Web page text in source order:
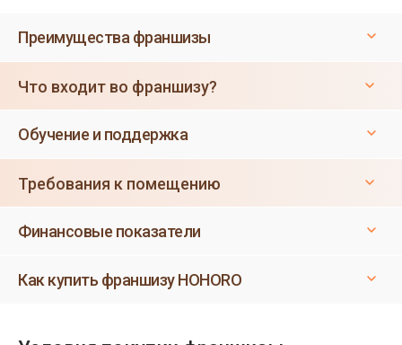
Преимущества франшизы
Что входит во франшизу?
Обучение и поддержка
Требования к помещению
Финансовые показатели
Как купить франшизу HOHORO